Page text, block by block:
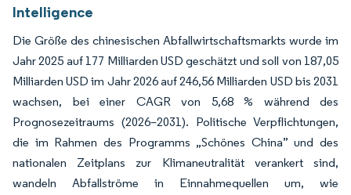
Intelligence
Die Größe des chinesischen Abfallwirtschaftsmarkts wurde im
Jahr 2025 auf 177 Milliarden USD geschätzt und soll von 187,05
Milliarden USD im Jahr 2026 auf 246,56 Milliarden USD bis 2031
wachsen, bei einer CAGR von 5,68 % während des
Prognosezeitraums (2026–2031). Politische Verpflichtungen,
die im Rahmen des Programms „Schönes China” und des
nationalen Zeitplans zur Klimaneutralität verankert sind,
wandeln Abfallströme in Einnahmequellen um, wie